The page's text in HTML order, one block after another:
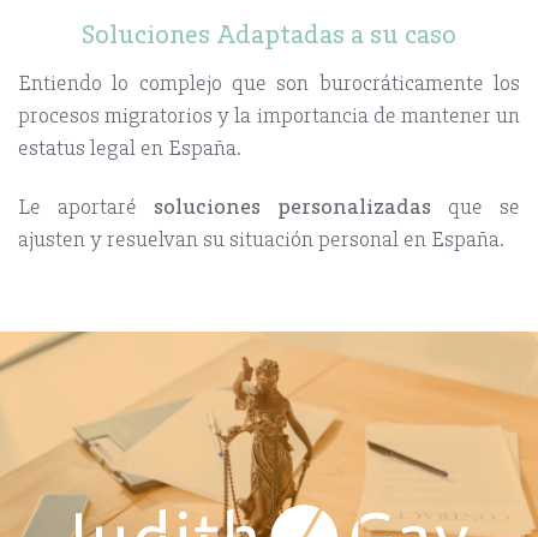
Soluciones Adaptadas a su caso
Entiendo lo complejo que son burocráticamente los
procesos migratorios y la importancia de mantener un
estatus legal en España.
Le aportaré soluciones personalizadas que se
ajusten y resuelvan su situación personal en España.